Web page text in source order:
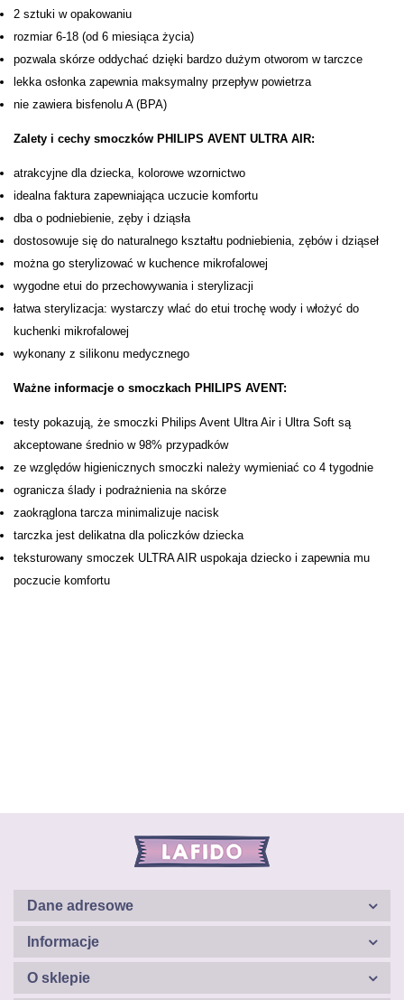
2 sztuki w opakowaniu
rozmiar 6-18 (od 6 miesiąca życia)
pozwala skórze oddychać dzięki bardzo dużym otworom w tarczce
lekka osłonka zapewnia maksymalny przepływ powietrza
nie zawiera bisfenolu A (BPA)
Zalety i cechy smoczków PHILIPS AVENT ULTRA AIR:
atrakcyjne dla dziecka, kolorowe wzornictwo
idealna faktura zapewniająca uczucie komfortu
dba o podniebienie, zęby i dziąsła
dostosowuje się do naturalnego kształtu podniebienia, zębów i dziąseł
można go sterylizować w kuchence mikrofalowej
wygodne etui do przechowywania i sterylizacji
łatwa sterylizacja: wystarczy wlać do etui trochę wody i włożyć do
kuchenki mikrofalowej
wykonany z silikonu medycznego
Ważne informacje o smoczkach PHILIPS AVENT:
testy pokazują, że smoczki Philips Avent Ultra Air i Ultra Soft są
akceptowane średnio w 98% przypadków
ze względów higienicznych smoczki należy wymieniać co 4 tygodnie
ogranicza ślady i podrażnienia na skórze
zaokrąglona tarcza minimalizuje nacisk
tarczka jest delikatna dla policzków dziecka
teksturowany smoczek ULTRA AIR uspokaja dziecko i zapewnia mu
poczucie komfortu
Dane adresowe
Informacje
O sklepie